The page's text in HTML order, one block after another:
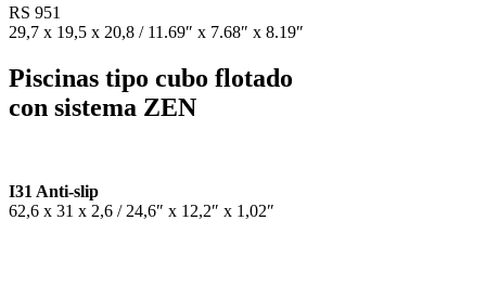
RS 951
29,7 x 19,5 x 20,8 / 11.69″ x 7.68″ x 8.19″
Piscinas tipo cubo flotado
con sistema ZEN
I31 Anti-slip
62,6 x 31 x 2,6 / 24,6″ x 12,2″ x 1,02″